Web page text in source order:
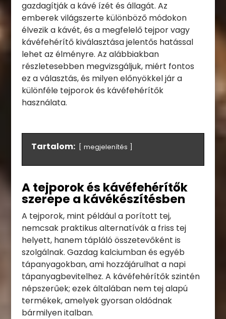
gazdagítják a kávé ízét és állagát. Az
emberek világszerte különböző módokon
élvezik a kávét, és a megfelelő tejpor vagy
kávéfehérítő kiválasztása jelentős hatással
lehet az élményre. Az alábbiakban
részletesebben megvizsgáljuk, miért fontos
ez a választás, és milyen előnyökkel jár a
különféle tejporok és kávéfehérítők
használata.
Tartalom: megjelenítés
A tejporok és kávéfehérítők
szerepe a kávékészítésben
A tejporok, mint például a porított tej,
nemcsak praktikus alternatívák a friss tej
helyett, hanem tápláló összetevőként is
szolgálnak. Gazdag kalciumban és egyéb
tápanyagokban, ami hozzájárulhat a napi
tápanyagbevitelhez. A kávéfehérítők szintén
népszerűek; ezek általában nem tej alapú
termékek, amelyek gyorsan oldódnak
bármilyen italban.